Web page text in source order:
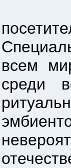
В
всем
среди